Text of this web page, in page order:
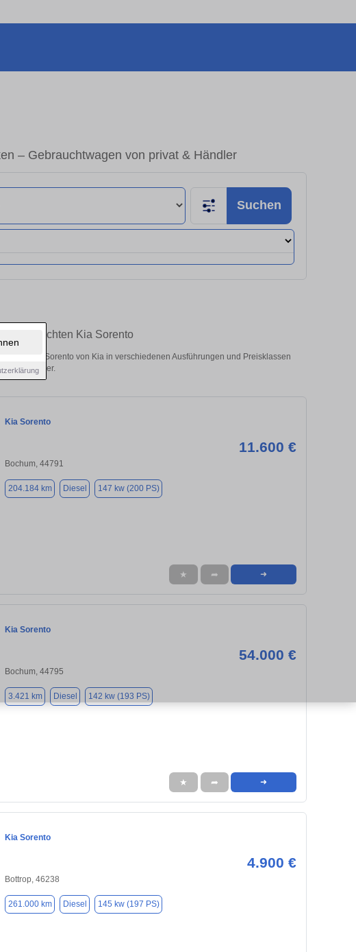
– Gebrauchtwagen von privat & Händler
Suchen
gebrauchten Kia Sorento
Sorento von Kia in verschiedenen Ausführungen und Preisklassen
vom Händler.
Kia Sorento
11.600 €
Bochum, 44791
204.184 km Diesel 147 kw (200 PS)
★ ➦ ➜
Kia Sorento
54.000 €
Bochum, 44795
3.421 km Diesel 142 kw (193 PS)
★ ➦ ➜
Kia Sorento
4.900 €
Bottrop, 46238
261.000 km Diesel 145 kw (197 PS)